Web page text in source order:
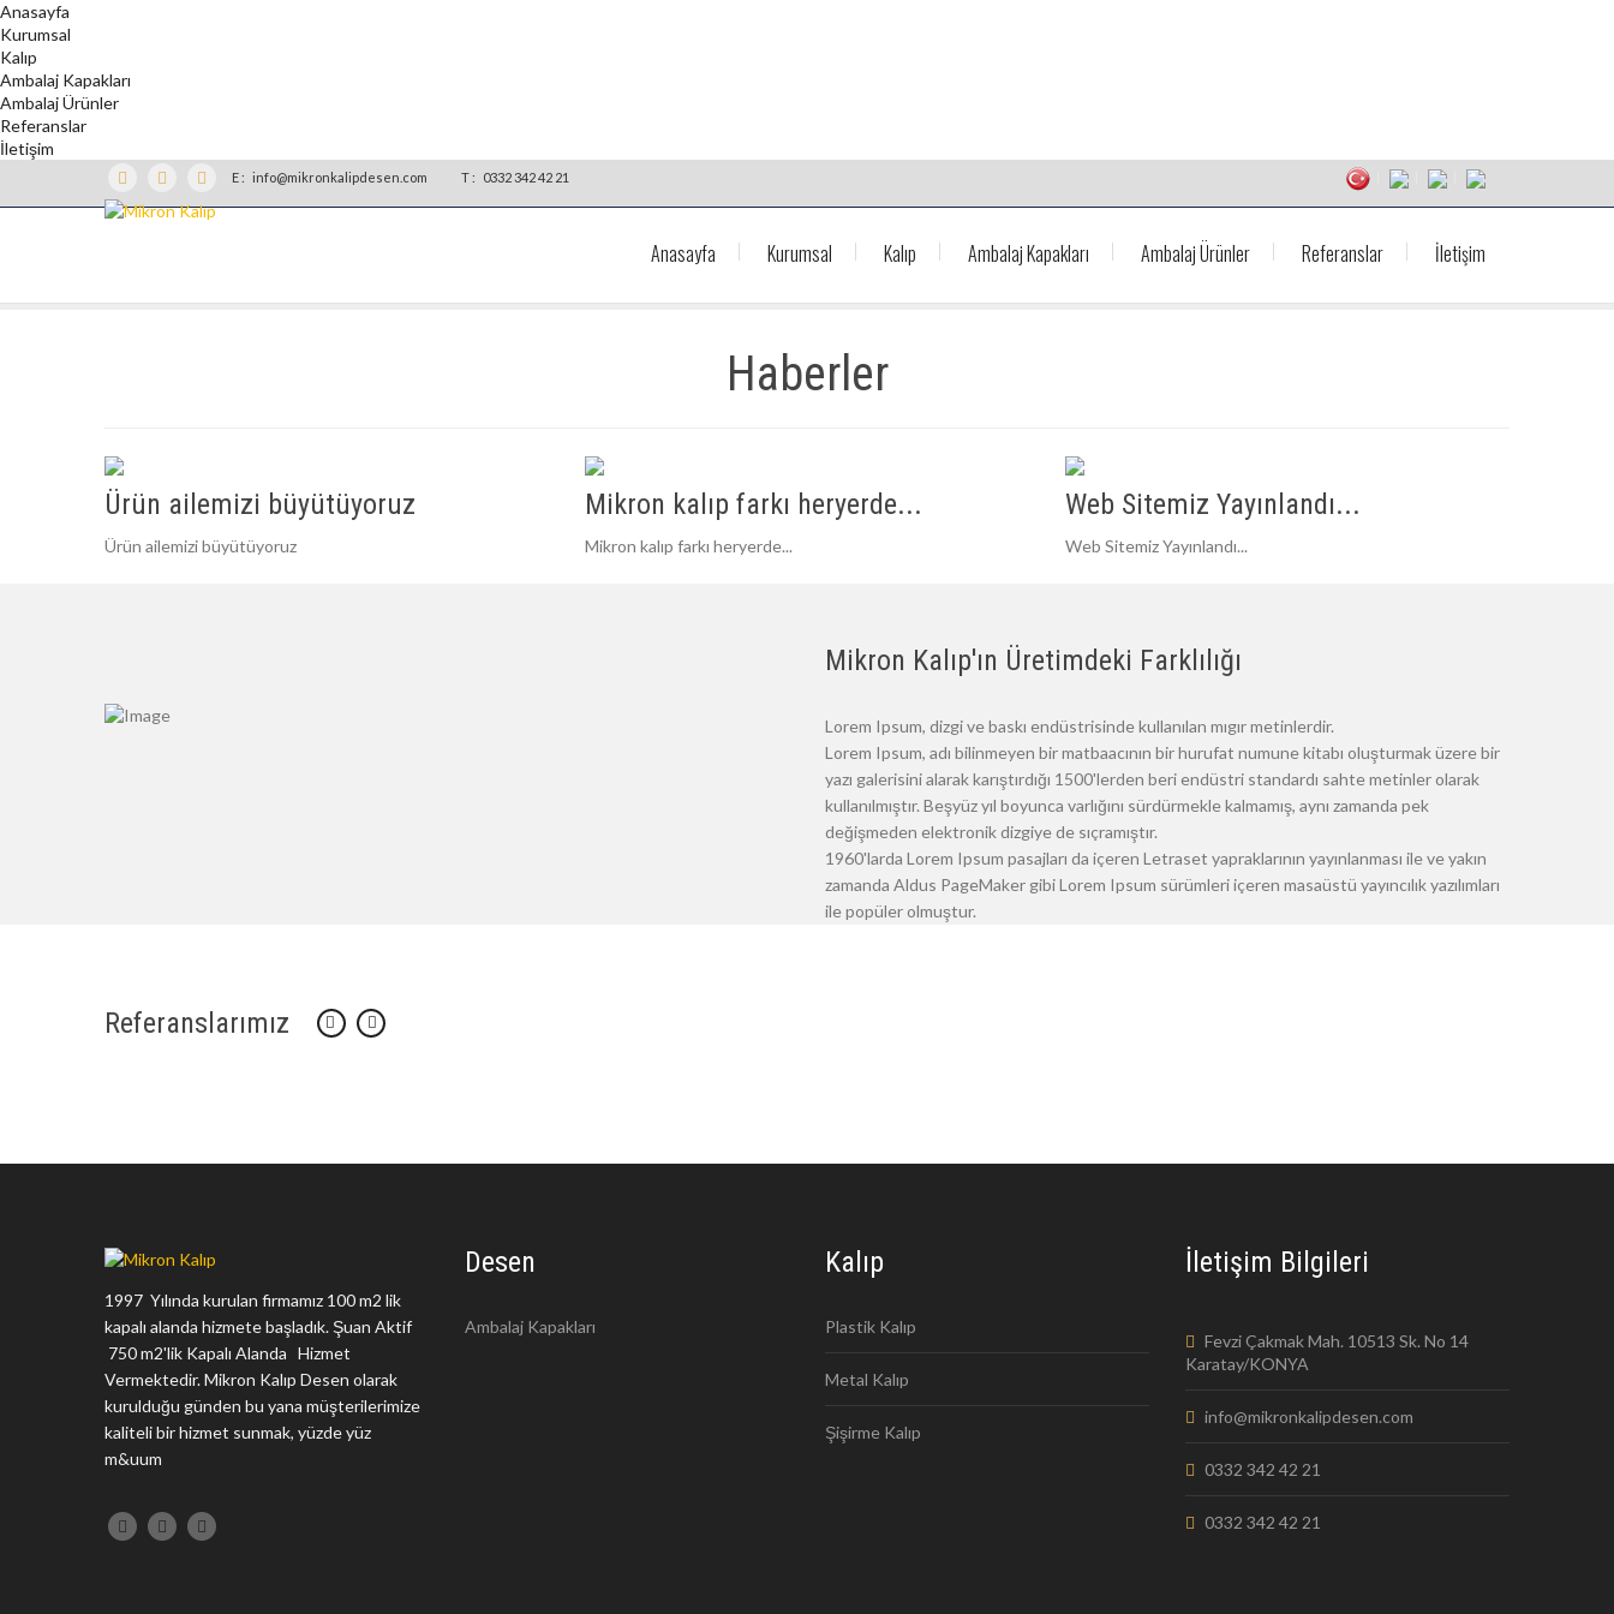
Anasayfa
Kurumsal
Kalıp
Ambalaj Kapakları
Ambalaj Ürünler
Referanslar
İletişim
E : info@mikronkalipdesen.com T : 0332 342 42 21
Anasayfa Kurumsal Kalıp Ambalaj Kapakları Ambalaj Ürünler Referanslar İletişim
Haberler
Ürün ailemizi büyütüyoruz
Ürün ailemizi büyütüyoruz
Mikron kalıp farkı heryerde...
Mikron kalıp farkı heryerde...
Web Sitemiz Yayınlandı...
Web Sitemiz Yayınlandı...
Mikron Kalıp'ın Üretimdeki Farklılığı
Lorem Ipsum, dizgi ve baskı endüstrisinde kullanılan mıgır metinlerdir.
Lorem Ipsum, adı bilinmeyen bir matbaacının bir hurufat numune kitabı oluşturmak üzere bir
yazı galerisini alarak karıştırdığı 1500'lerden beri endüstri standardı sahte metinler olarak
kullanılmıştır. Beşyüz yıl boyunca varlığını sürdürmekle kalmamış, aynı zamanda pek
değişmeden elektronik dizgiye de sıçramıştır.
1960'larda Lorem Ipsum pasajları da içeren Letraset yapraklarının yayınlanması ile ve yakın
zamanda Aldus PageMaker gibi Lorem Ipsum sürümleri içeren masaüstü yayıncılık yazılımları
ile popüler olmuştur.
Referanslarımız
1997 Yılında kurulan firmamız 100 m2 lik
kapalı alanda hizmete başladık. Şuan Aktif
750 m2'lik Kapalı Alanda Hizmet
Vermektedir. Mikron Kalıp Desen olarak
kurulduğu günden bu yana müşterilerimize
kaliteli bir hizmet sunmak, yüzde yüz
m&uum
Desen
Ambalaj Kapakları
Kalıp
Plastik Kalıp
Metal Kalıp
Şişirme Kalıp
İletişim Bilgileri
Fevzi Çakmak Mah. 10513 Sk. No 14
Karatay/KONYA
info@mikronkalipdesen.com
0332 342 42 21
0332 342 42 21